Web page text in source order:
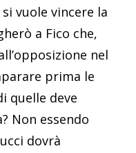
vuole vincere la
a Fico che,
nel
prima le
quelle deve
Non essendo
dovrà